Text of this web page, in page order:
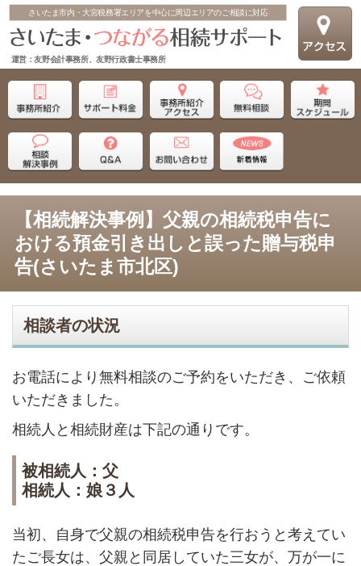
さいたま市内・大宮税務署エリアを中心に周辺エリアのご相談に対応
運営：友野会計事務所、友野行政書士事務所
【相続解決事例】父親の相続税申告に
おける預金引き出しと誤った贈与税申
告(さいたま市北区)
相談者の状況
お電話により無料相談のご予約をいただき、ご依頼
いただきました。
相続人と相続財産は下記の通りです。
被相続人：父
相続人：娘３人
当初、自身で父親の相続税申告を行おうと考えてい
たご長女は、父親と同居していた三女が、万が一に